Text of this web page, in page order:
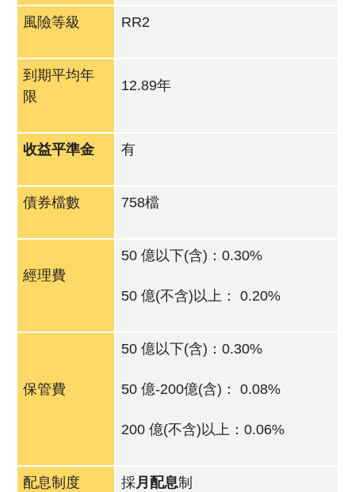
風險等級 RR2
到期平均年
限
12.89年
收益平準金 有
債券檔數 758檔
經理費
50 億以下(含)：0.30%
50 億(不含)以上： 0.20%
保管費
50 億以下(含)：0.30%
50 億-200億(含)： 0.08%
200 億(不含)以上：0.06%
配息制度 採月配息制